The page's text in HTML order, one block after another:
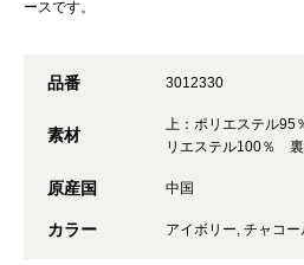
ースです。
品番 3012330
素材
上：ポリエステル
リエステル100％ 裏
原産国 中国
カラー アイボリー, チャコー